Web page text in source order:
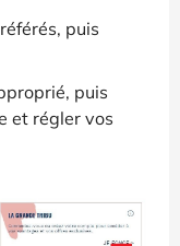
puis
puis
et régler vos